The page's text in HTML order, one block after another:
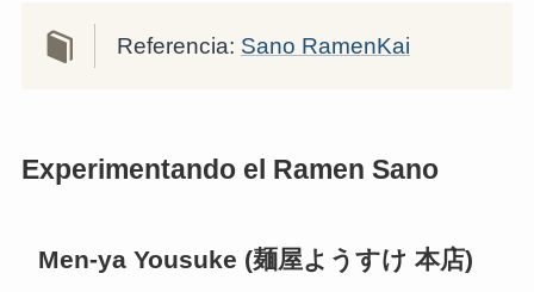
Referencia: Sano RamenKai
Experimentando el Ramen Sano
Men-ya Yousuke (麺屋ようすけ 本店)